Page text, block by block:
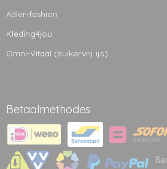
Adler-fashion
Kleding4jou
Omni-Vitaal (suikervrij ijs)
Betaalmethodes